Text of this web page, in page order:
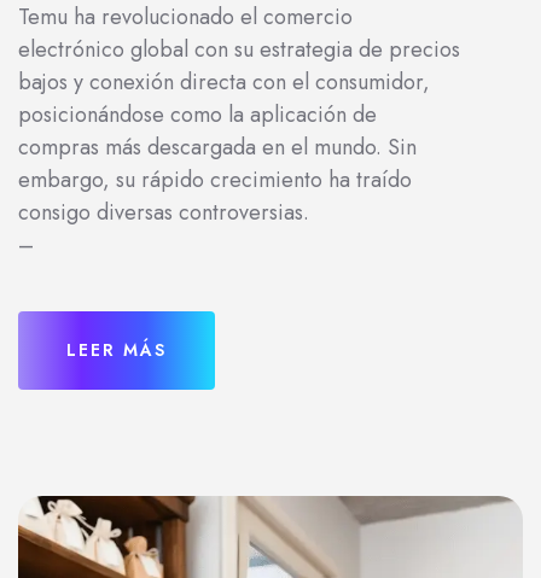
Temu ha revolucionado el comercio
electrónico global con su estrategia de precios
bajos y conexión directa con el consumidor,
posicionándose como la aplicación de
compras más descargada en el mundo. Sin
embargo, su rápido crecimiento ha traído
consigo diversas controversias.
–
LEER MÁS